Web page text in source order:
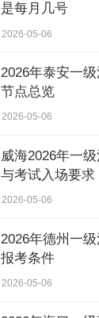
是每月几号
2026-05-06
2026年泰安一
节点总览
2026-05-06
威海2026年一
与考试入场要求
2026-05-06
2026年德州一
报考条件
2026-05-06